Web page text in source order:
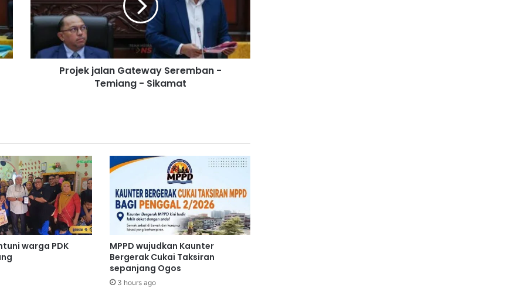
e
k
l
w
a
y
S
e
r
m
Projek jalan Gateway Seremban -
Temiang - Sikamat
warga PDK
MPPD wujudkan Kaunter
Bergerak Cukai Taksiran
sepanjang Ogos
3 hours ago